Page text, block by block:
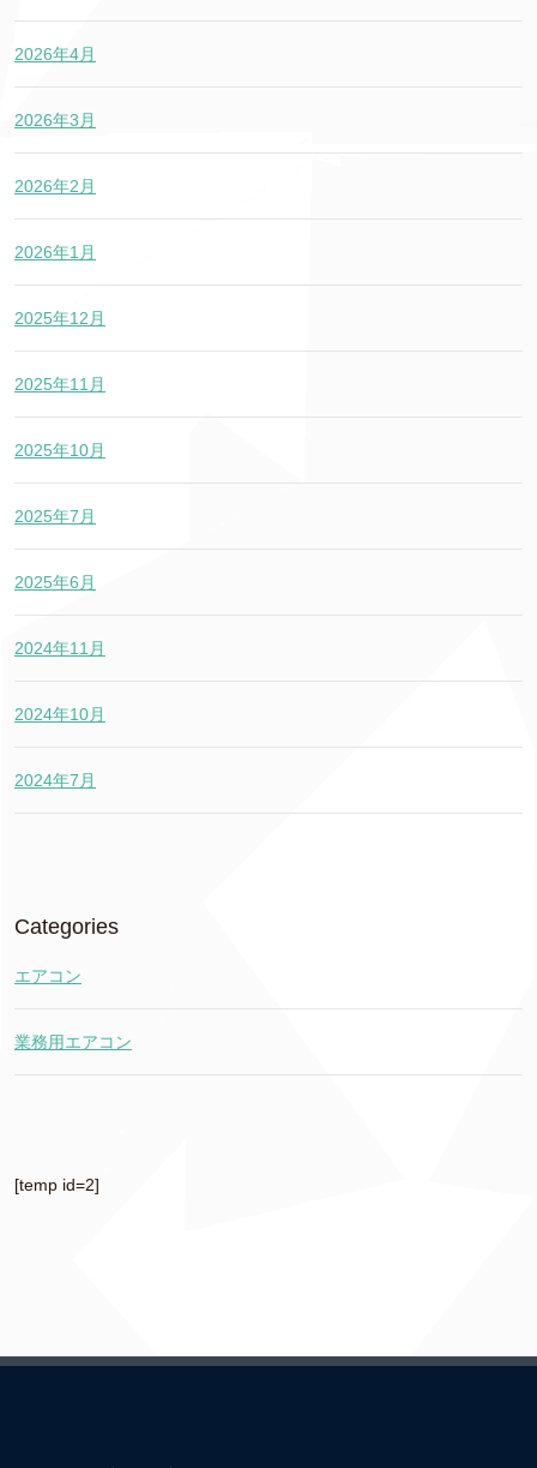
2026年4月
2026年3月
2026年2月
2026年1月
2025年12月
2025年11月
2025年10月
2025年7月
2025年6月
2024年11月
2024年10月
2024年7月
Categories
エアコン
業務用エアコン
[temp id=2]